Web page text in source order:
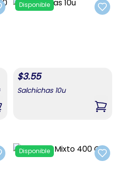
to favorites
Hot Dog 650 G
Add
Disponible
$3.55
Salchichas 10u
,
to favorites Add
Disponible